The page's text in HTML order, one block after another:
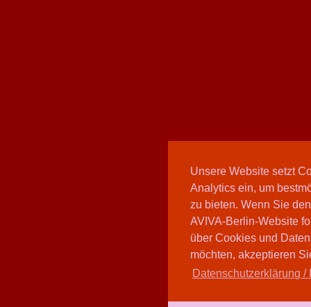
Unsere Website setzt
Analytics ein, um
zu bieten. Wenn Sie
AVIVA-Berlin-Website
über Cookies und
möchten, akzeptieren
Datenschutzerklärung /